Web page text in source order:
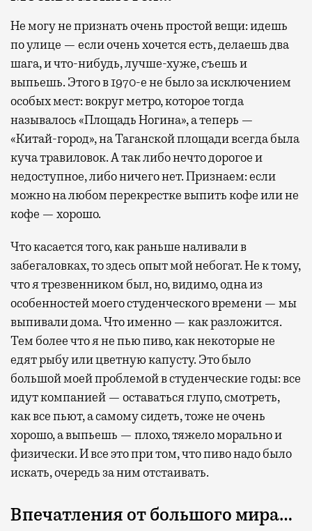
Не могу не признать очень простой вещи: идешь
по улице — если очень хочется есть, делаешь два
шага, и что-нибудь, лучше-хуже, съешь и
выпьешь. Этого в 1970-е не было за исключением
особых мест: вокруг метро, которое тогда
называлось «Площадь Ногина», а теперь —
«Китай-город», на Таганской площади всегда была
куча травиловок. А так либо нечто дорогое и
недоступное, либо ничего нет. Признаем: если
можно на любом перекрестке выпить кофе или не
кофе — хорошо.
Что касается того, как раньше наливали в
забегаловках, то здесь опыт мой небогат. Не к тому,
что я трезвенником был, но, видимо, одна из
особенностей моего студенческого времени — мы
выпивали дома. Что именно — как разложится.
Тем более что я не пью пиво, как некоторые не
едят рыбу или цветную капусту. Это было
большой моей проблемой в студенческие годы: все
идут компанией — оставаться глупо, смотреть,
как все пьют, а самому сидеть, тоже не очень
хорошо, а выпьешь — плохо, тяжело морально и
физически. И все это при том, что пиво надо было
искать, очередь за ним отстаивать.
Впечатления от большого мира…